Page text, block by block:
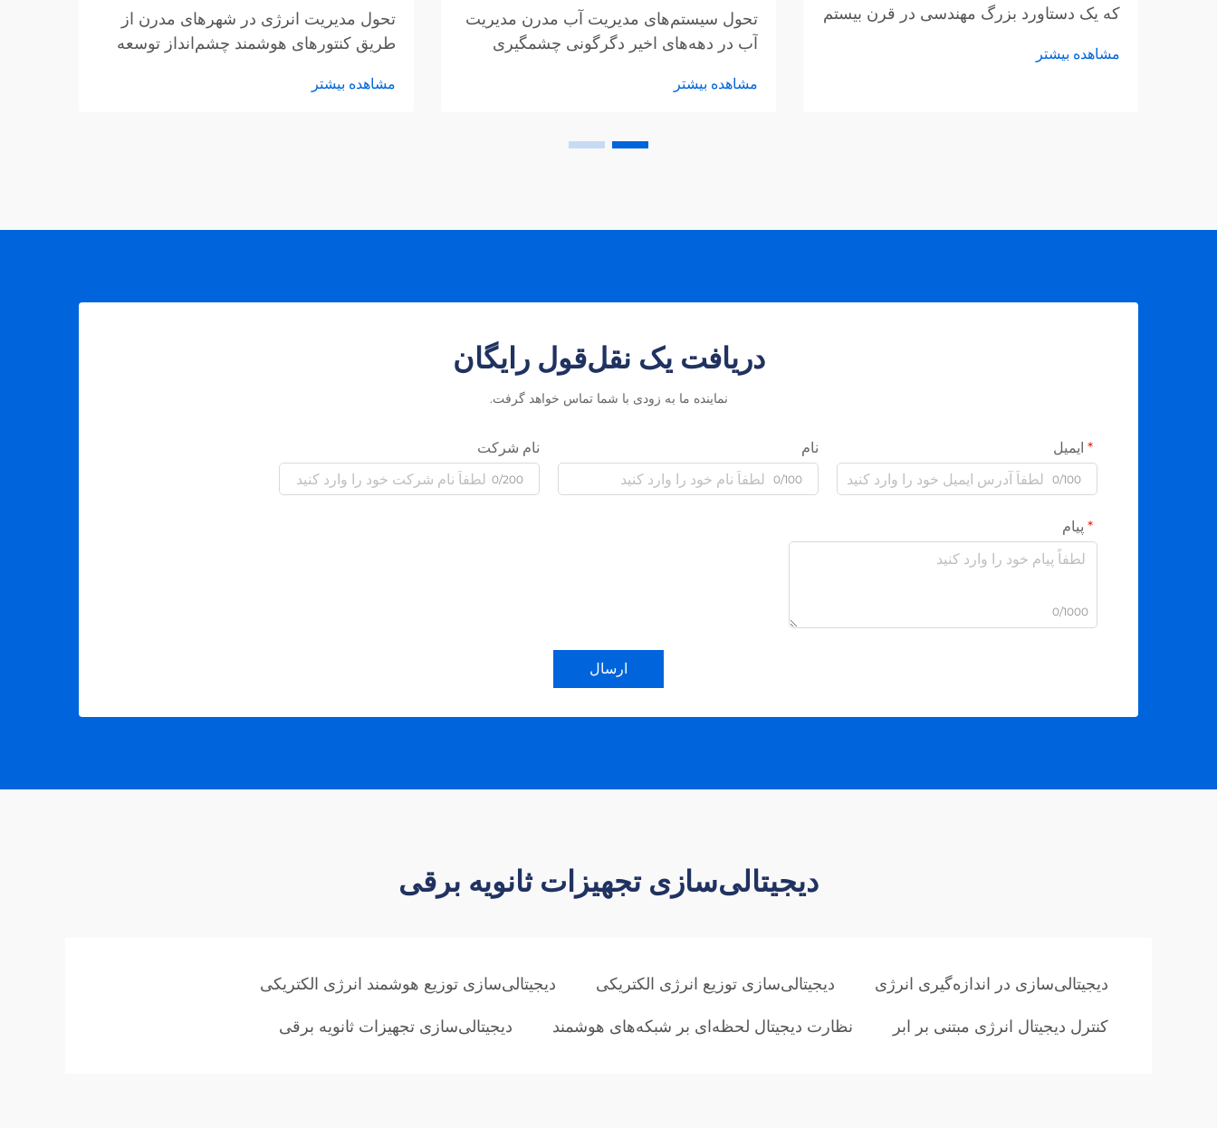
که یک دستاورد بزرگ مهندسی در قرن بیستم
شگرف است. مدرن‌سازی شبکه برق یکی از
مشاهده بیشتر
تحول سیستم‌های مدیریت آب مدرن مدیریت
آب در دهه‌های اخیر دگرگونی چشمگیری
فناوری پیشرو، نحوه تشخیص و مدیریت
مشاهده بیشتر
تحول مدیریت انرژی در شهرهای مدرن از
طریق کنتورهای هوشمند چشم‌انداز توسعه
ادغام کنتورهای هوشمند انرژی است. این
مشاهده بیشتر
دریافت یک نقل‌قول رایگان
نماینده ما به زودی با شما تماس خواهد گرفت.
ایمیل
0/100
نام
0/100
نام شرکت
0/200
پیام
0/1000
ارسال
دیجیتالی‌سازی تجهیزات ثانویه برقی
دیجیتالی‌سازی در اندازه‌گیری انرژی دیجیتالی‌سازی توزیع انرژی الکتریکی دیجیتالی‌سازی توزیع هوشمند انرژی الکتریکی
کنترل دیجیتال انرژی مبتنی بر ابر نظارت دیجیتال لحظه‌ای بر شبکه‌های هوشمند دیجیتالی‌سازی تجهیزات ثانویه برقی